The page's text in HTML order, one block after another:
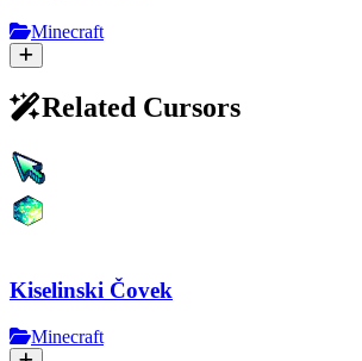
Minecraft
Related Cursors
Kiselinski Čovek
Minecraft